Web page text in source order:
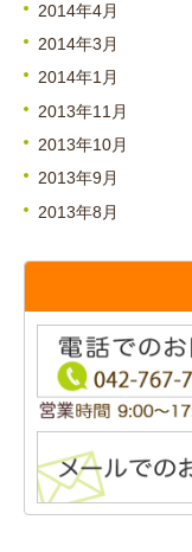
2014年4月
2014年3月
2014年1月
2013年11月
2013年10月
2013年9月
2013年8月